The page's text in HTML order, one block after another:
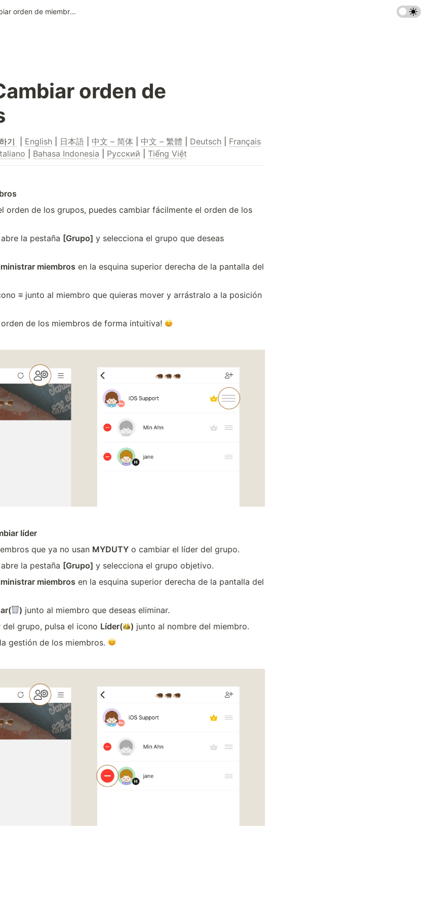
Grupo > Cambiar orden de miembros
orden de
기 English | 日本語 | 中文 – 简体 | 中文 – 繁體 Deutsch | Français
Bahasa Indonesia Русский Tiếng Việt
orden de los grupos, puedes cambiar fácilmente el orden de los
abre la pestaña [Grupo] y selecciona el grupo que deseas
miembros en la esquina superior derecha de la pantalla del
≡ junto al miembro que quieras mover y arrástralo a la posición
de los miembros de forma intuitiva!
líder
que ya no usan MYDUTY o cambiar el líder del grupo.
abre la pestaña [Grupo] y selecciona el grupo objetivo.
miembros en la esquina superior derecha de la pantalla del
) junto al miembro que deseas eliminar.
del grupo, pulsa el icono Líder( ) junto al nombre del miembro.
gestión de los miembros.